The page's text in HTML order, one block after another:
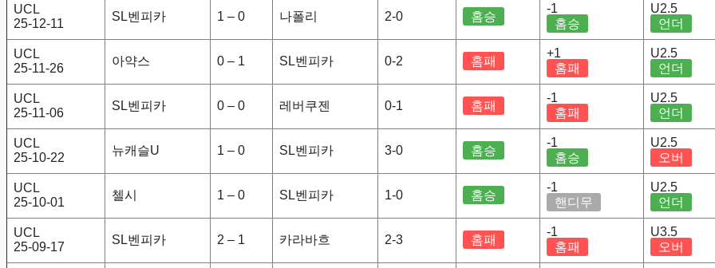
UCL
25-12-11
SL벤피카 1 – 0 나폴리 2-0 홈승
-1
홈승
U2.5
언더
UCL
25-11-26
아약스 0 – 1 SL벤피카 0-2 홈패
+1
홈패
U2.5
언더
UCL
25-11-06
SL벤피카 0 – 0 레버쿠젠 0-1 홈패
-1
홈패
U2.5
언더
UCL
25-10-22
뉴캐슬U 1 – 0 SL벤피카 3-0 홈승
-1
홈승
U2.5
오버
UCL
25-10-01
첼시 1 – 0 SL벤피카 1-0 홈승
-1
핸디무
U2.5
언더
UCL
25-09-17
SL벤피카 2 – 1 카라바흐 2-3 홈패
-1
홈패
U3.5
오버